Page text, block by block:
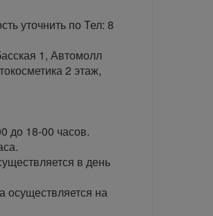
уточнить по Тел: 8
1, Автомолл
2 этаж,
до 18-00 часов.
в день
осуществляется на